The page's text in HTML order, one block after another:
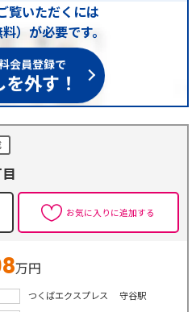
覧いただくには
）が必要です。
会員登録で
外す！
お気に入りに追加する
万円
つくばエクスプレス 守谷駅